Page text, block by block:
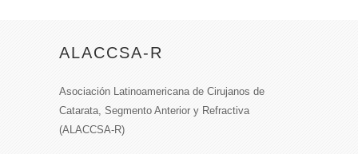
ALACCSA-R
Asociación Latinoamericana de Cirujanos de
Catarata, Segmento Anterior y Refractiva
(ALACCSA-R)